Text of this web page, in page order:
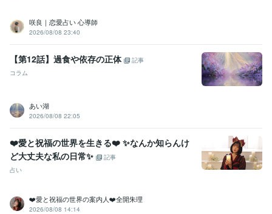
咲良｜恋愛占い 心導師
2026/08/08 23:40
【第12話】過食や依存の正体
記事
コラム
あい湖
2026/08/08 22:05
❤️愛と祝福の世界を生きる❤️ ✨なんか知らんけ
ど大丈夫な私の日常✨
記事
占い
❤️愛と祝福の世界の案内人❤️全開朱理
2026/08/08 14:14